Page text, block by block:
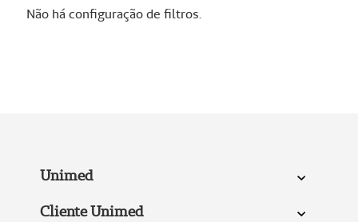
Não há configuração de filtros.
Unimed
Cliente Unimed